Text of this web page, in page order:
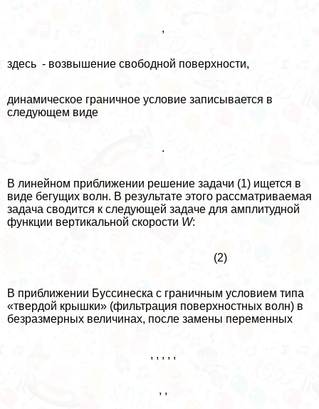
,
здесь - возвышение свободной поверхности,
динамическое граничное условие записывается в
следующем виде
.
В линейном приближении решение задачи (1) ищется в
виде бегущих волн. В результате этого рассматриваемая
задача сводится к следующей задаче для амплитудной
функции вертикальной скорости W:
(2)
В приближении Буссинеска с граничным условием типа
«твердой крышки» (фильтрация поверхностных волн) в
безразмерных величинах, после замены переменных
, , , , ,
, ,